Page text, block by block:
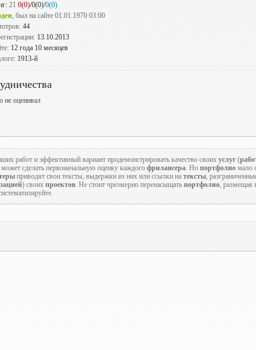
21 0(0)/0(0)/0(0)
, был на сайте 01.01.1970 03:00
44
13.10.2013
12 года 10 месяцев
1913-й
не оценивал
работ и эффективный вариант продемонстрировать качество своих услуг (
может сделать первоначальную оценку каждого фрилансера. Но портфолио мало
приводят свои тексты, выдержки из них или ссылки на тексты,
) своих проектов. Не стоит чрезмерно перенасыщать портфолио, размещая